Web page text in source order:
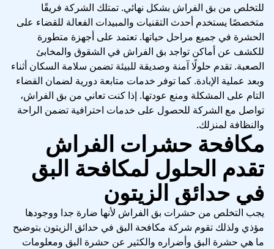
للتخلص من بق الفراش بشكل نهائي. تمتلك الشركة فريقًا
متخصصًا يستخدم أحدث التقنيات والمبيدات الفعالة للقضاء على
الحشرة في جميع مراحل حياتها. تعتمد على أجهزة متطورة
للكشف عن أماكن تواجد بق الفراش في الشقوق والمخابئ
الصعبة. تقدم حلولًا آمنة وصديقة للبيئة تضمن سلامة السكان أثناء
وبعد عملية الإبادة. كما توفر خدمات متابعة دورية لضمان القضاء
التام على المشكلة ومنع عودتها. إذا كنت تعاني من بق الفراش،
تواصل مع الشركة للحصول على خدمات احترافية تضمن الراحة
والنظافة لمنزلك.
مكافحة حشرات الفراش
تقدم الحلول لمكافحة البق
في حدائق الزيتون
يجب التخلص من حشرات بق الفراش لأنها ضارة جدا ووجودها
مؤذي ولذلك تقوم شركة مكافحة البق في حدائق الزيتون بتوضيح
ما هي حشرة البق وأضراره والكثير عن حشرة البق ومعلومات